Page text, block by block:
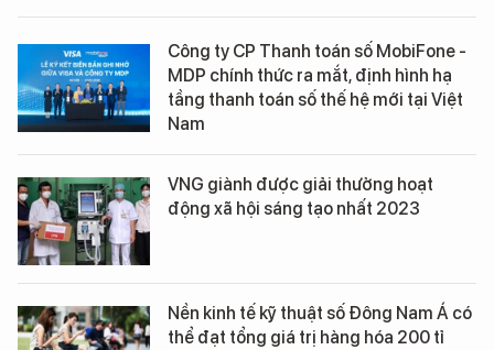
Công ty CP Thanh toán số MobiFone -
MDP chính thức ra mắt, định hình hạ
tầng thanh toán số thế hệ mới tại Việt
Nam
VNG giành được giải thưởng hoạt
động xã hội sáng tạo nhất 2023
Nền kinh tế kỹ thuật số Đông Nam Á có
thể đạt tổng giá trị hàng hóa 200 tỉ